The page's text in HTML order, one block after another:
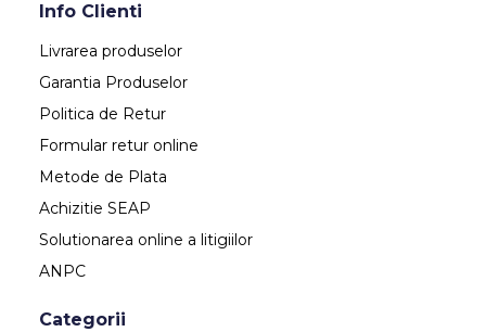
Info Clienti
Livrarea produselor
Garantia Produselor
Politica de Retur
Formular retur online
Metode de Plata
Achizitie SEAP
Solutionarea online a litigiilor
ANPC
Categorii